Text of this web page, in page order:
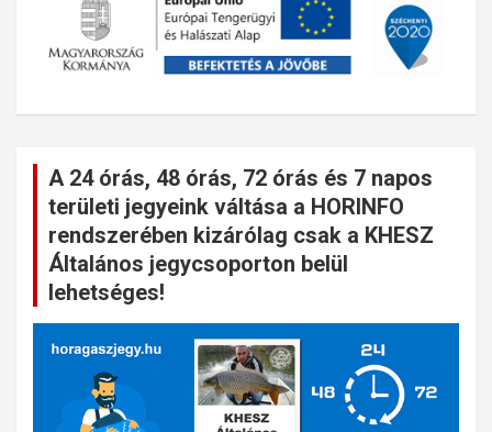
A 24 órás, 48 órás, 72 órás és 7 napos
területi jegyeink váltása a HORINFO
rendszerében kizárólag csak a KHESZ
Általános jegycsoporton belül
lehetséges!